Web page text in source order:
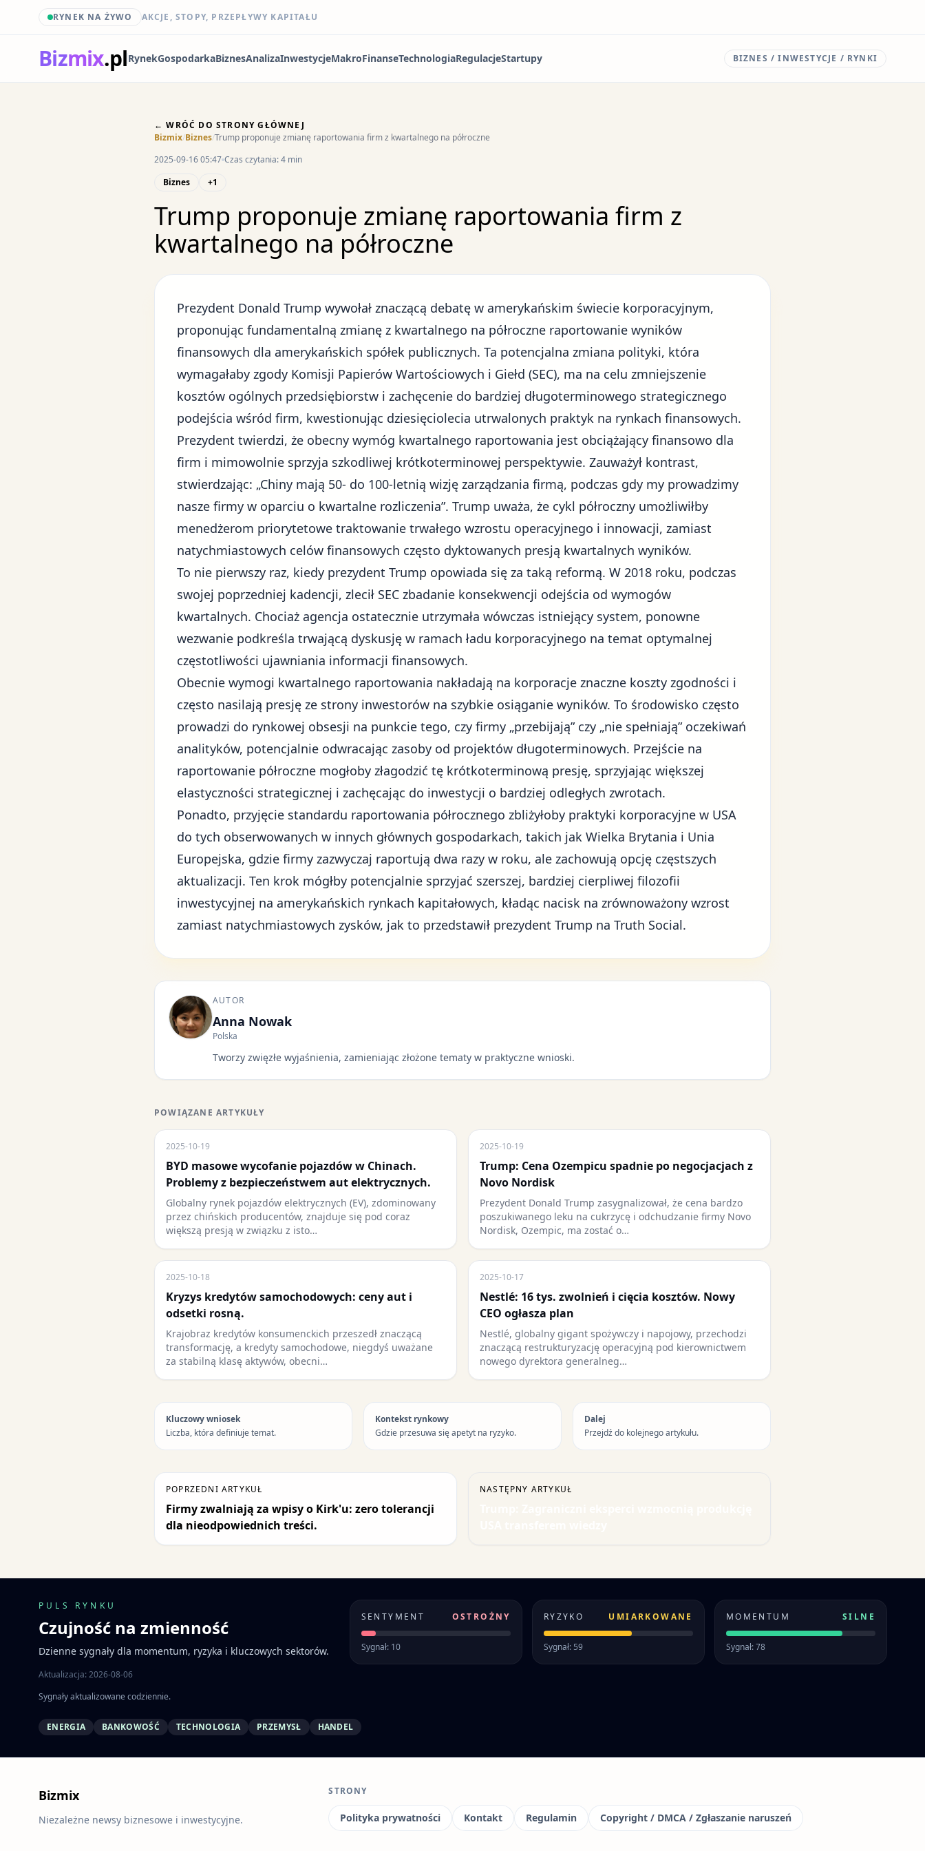
RYNEK NA ŻYWO AKCJE, STOPY, PRZEPŁYWY KAPITAŁU
Bizmix.plRynekGospodarkaBiznesAnalizaInwestycjeMakroFinanseTechnologiaRegulacjeStartupy BIZNES / INWESTYCJE / RYNKI
← WRÓĆ DO STRONY GŁÓWNEJ
Bizmix/Biznes/Trump proponuje zmianę raportowania firm z kwartalnego na półroczne
2025-09-16 05:47 Czas czytania: 4 min
Biznes
+1
Trump proponuje zmianę raportowania firm z
kwartalnego na półroczne
Prezydent Donald Trump wywołał znaczącą debatę w amerykańskim świecie korporacyjnym,
proponując fundamentalną zmianę z kwartalnego na półroczne raportowanie wyników
finansowych dla amerykańskich spółek publicznych. Ta potencjalna zmiana polityki, która
wymagałaby zgody Komisji Papierów Wartościowych i Giełd (SEC), ma na celu zmniejszenie
kosztów ogólnych przedsiębiorstw i zachęcenie do bardziej długoterminowego strategicznego
podejścia wśród firm, kwestionując dziesięciolecia utrwalonych praktyk na rynkach finansowych.
Prezydent twierdzi, że obecny wymóg kwartalnego raportowania jest obciążający finansowo dla
firm i mimowolnie sprzyja szkodliwej krótkoterminowej perspektywie. Zauważył kontrast,
stwierdzając: „Chiny mają 50- do 100-letnią wizję zarządzania firmą, podczas gdy my prowadzimy
nasze firmy w oparciu o kwartalne rozliczenia”. Trump uważa, że cykl półroczny umożliwiłby
menedżerom priorytetowe traktowanie trwałego wzrostu operacyjnego i innowacji, zamiast
natychmiastowych celów finansowych często dyktowanych presją kwartalnych wyników.
To nie pierwszy raz, kiedy prezydent Trump opowiada się za taką reformą. W 2018 roku, podczas
swojej poprzedniej kadencji, zlecił SEC zbadanie konsekwencji odejścia od wymogów
kwartalnych. Chociaż agencja ostatecznie utrzymała wówczas istniejący system, ponowne
wezwanie podkreśla trwającą dyskusję w ramach ładu korporacyjnego na temat optymalnej
częstotliwości ujawniania informacji finansowych.
Obecnie wymogi kwartalnego raportowania nakładają na korporacje znaczne koszty zgodności i
często nasilają presję ze strony inwestorów na szybkie osiąganie wyników. To środowisko często
prowadzi do rynkowej obsesji na punkcie tego, czy firmy „przebijają” czy „nie spełniają” oczekiwań
analityków, potencjalnie odwracając zasoby od projektów długoterminowych. Przejście na
raportowanie półroczne mogłoby złagodzić tę krótkoterminową presję, sprzyjając większej
elastyczności strategicznej i zachęcając do inwestycji o bardziej odległych zwrotach.
Ponadto, przyjęcie standardu raportowania półrocznego zbliżyłoby praktyki korporacyjne w USA
do tych obserwowanych w innych głównych gospodarkach, takich jak Wielka Brytania i Unia
Europejska, gdzie firmy zazwyczaj raportują dwa razy w roku, ale zachowują opcję częstszych
aktualizacji. Ten krok mógłby potencjalnie sprzyjać szerszej, bardziej cierpliwej filozofii
inwestycyjnej na amerykańskich rynkach kapitałowych, kładąc nacisk na zrównoważony wzrost
zamiast natychmiastowych zysków, jak to przedstawił prezydent Trump na Truth Social.
AUTOR
Anna Nowak
Polska
Tworzy zwięzłe wyjaśnienia, zamieniając złożone tematy w praktyczne wnioski.
POWIĄZANE ARTYKUŁY
2025-10-19
BYD masowe wycofanie pojazdów w Chinach.
Problemy z bezpieczeństwem aut elektrycznych.
Globalny rynek pojazdów elektrycznych (EV), zdominowany
przez chińskich producentów, znajduje się pod coraz
większą presją w związku z isto…
2025-10-19
Trump: Cena Ozempicu spadnie po negocjacjach z
Novo Nordisk
Prezydent Donald Trump zasygnalizował, że cena bardzo
poszukiwanego leku na cukrzycę i odchudzanie firmy Novo
Nordisk, Ozempic, ma zostać o…
2025-10-18
Kryzys kredytów samochodowych: ceny aut i
odsetki rosną.
Krajobraz kredytów konsumenckich przeszedł znaczącą
transformację, a kredyty samochodowe, niegdyś uważane
za stabilną klasę aktywów, obecni…
2025-10-17
Nestlé: 16 tys. zwolnień i cięcia kosztów. Nowy
CEO ogłasza plan
Nestlé, globalny gigant spożywczy i napojowy, przechodzi
znaczącą restrukturyzację operacyjną pod kierownictwem
nowego dyrektora generalneg…
Kluczowy wniosek
Liczba, która definiuje temat.
Kontekst rynkowy
Gdzie przesuwa się apetyt na ryzyko.
Dalej
Przejdź do kolejnego artykułu.
POPRZEDNI ARTYKUŁ
Firmy zwalniają za wpisy o Kirk'u: zero tolerancji
dla nieodpowiednich treści.
NASTĘPNY ARTYKUŁ
PULS RYNKU
Czujność na zmienność
Dzienne sygnały dla momentum, ryzyka i kluczowych sektorów.
Aktualizacja: 2026-08-06
Sygnały aktualizowane codziennie.
SENTYMENT OSTROŻNY
Sygnał: 10
RYZYKO UMIARKOWANE
Sygnał: 59
MOMENTUM SILNE
Sygnał: 78
ENERGIA BANKOWOŚĆ TECHNOLOGIA PRZEMYSŁ HANDEL
Bizmix
Niezależne newsy biznesowe i inwestycyjne.
STRONY
Polityka prywatności Kontakt Regulamin Copyright / DMCA / Zgłaszanie naruszeń